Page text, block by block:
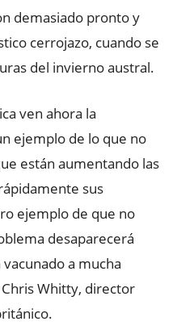
demasiado pronto y
cerrojazo, cuando se
del invierno austral.
ven ahora la
ejemplo de lo que no
están aumentando las
sus
ejemplo de que no
desaparecerá
a mucha
Whitty, director